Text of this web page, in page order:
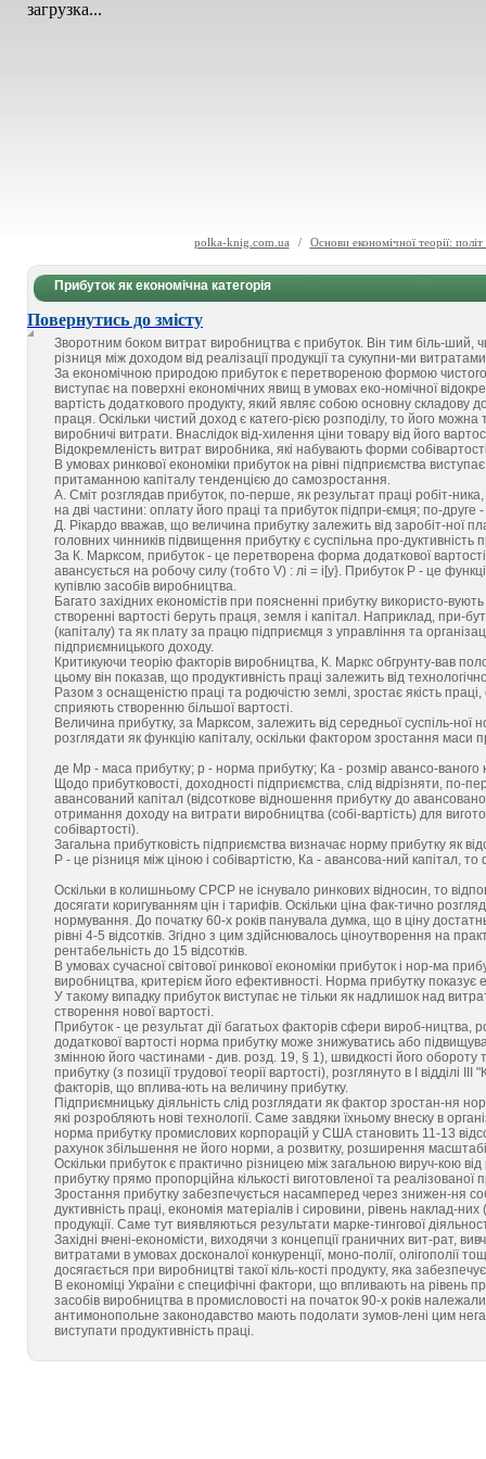
загрузка...
polka-knig.com.ua / Основи економічної теорії:
Прибуток як економічна категорія
Повернутись до змісту
Зворотним боком витрат виробництва є прибуток. Він тим біль-ший,
різниця між доходом від реалізації продукції та сукупни-ми
За економічною природою прибуток є перетвореною формою
виступає на поверхні економічних явищ в умовах еко-номічної
вартість додаткового продукту, який являє собою основну
праця. Оскільки чистий доход є катего-рією розподілу, то його
виробничі витрати. Внаслідок від-хилення ціни товару від його
Відокремленість витрат виробника, які набувають форми
В умовах ринкової економіки прибуток на рівні підприємства
притаманною капіталу тенденцією до самозростання.
А. Сміт розглядав прибуток, по-перше, як результат праці робіт-ника,
на дві частини: оплату його праці та прибуток підпри-ємця; по-друге
Д. Рікардо вважав, що величина прибутку залежить від заробіт-ної
головних чинників підвищення прибутку є суспільна про-
За К. Марксом, прибуток - це перетворена форма додаткової
авансується на робочу силу (тобто V) : лі = і[у}. Прибуток Р - це
купівлю засобів виробництва.
Багато західних економістів при поясненні прибутку використо-
створенні вартості беруть праця, земля і капітал. Наприклад, при-
(капіталу) та як плату за працю підприємця з управління та
підприємницького доходу.
Критикуючи теорію факторів виробництва, К. Маркс обгрунту-вав
цьому він показав, що продуктивність праці залежить від
Разом з оснащеністю праці та родючістю землі, зростає якість
сприяють створенню більшої вартості.
Величина прибутку, за Марксом, залежить від середньої суспіль-
розглядати як функцію капіталу, оскільки фактором зростання маси
де Мp - маса прибутку; р - норма прибутку; Кa - розмір авансо-ваного
Щодо прибутковості, доходності підприємства, слід відрізняти, по-
авансований капітал (відсоткове відношення прибутку до
отримання доходу на витрати виробництва (собі-вартість) для
собівартості).
Загальна прибутковість підприємства визначає норму прибутку як
Р - це різниця між ціною і собівартістю, Кa - авансова-ний капітал,
Оскільки в колишньому СРСР не існувало ринкових відносин, то
досягати коригуванням цін і тарифів. Оскільки ціна фак-тично
нормування. До початку 60-х років панувала думка, що в ціну
рівні 4-5 відсотків. Згідно з цим здійснювалось ціноутворення на
рентабельність до 15 відсотків.
В умовах сучасної світової ринкової економіки прибуток і нор-ма
виробництва, критерієм його ефективності. Норма прибутку показує
У такому випадку прибуток виступає не тільки як надлишок над
створення нової вартості.
Прибуток - це результат дії багатьох факторів сфери вироб-ництва,
додаткової вартості норма прибутку може знижуватись або
змінною його частинами - див. розд. 19, § 1), швидкості його
прибутку (з позиції трудової теорії вартості), розглянуто в І
факторів, що вплива-ють на величину прибутку.
Підприємницьку діяльність слід розглядати як фактор зростан-ня
які розробляють нові технології. Саме завдяки їхньому внеску в
норма прибутку промислових корпорацій у США становить 11-13
рахунок збільшення не його норми, а розвитку, розширення
Оскільки прибуток є практично різницею між загальною вируч-кою
прибутку прямо пропорційна кількості виготовленої та реалізованої
Зростання прибутку забезпечується насамперед через знижен-ня
дуктивність праці, економія матеріалів і сировини, рівень наклад-
продукції. Саме тут виявляються результати марке-тингової
Західні вчені-економісти, виходячи з концепції граничних вит-
витратами в умовах досконалої конкуренції, моно-полії, олігополії
досягається при виробництві такої кіль-кості продукту, яка
В економіці України є специфічні фактори, що впливають на рівень
засобів виробництва в промисловості на початок 90-х років
антимонопольне законодавство мають подолати зумов-лені цим
виступати продуктивність праці.